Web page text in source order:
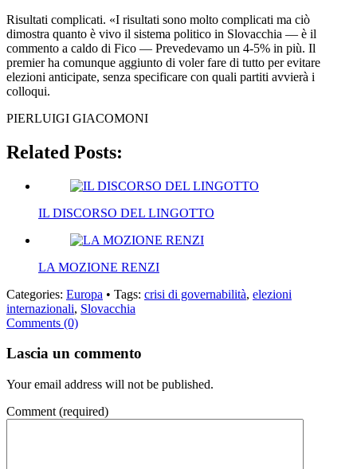
Risultati complicati. «I risultati sono molto complicati ma ciò
dimostra quanto è vivo il sistema politico in Slovacchia — è il
commento a caldo di Fico — Prevedevamo un 4-5% in più. Il
premier ha comunque aggiunto di voler fare di tutto per evitare
elezioni anticipate, senza specificare con quali partiti avvierà i
colloqui.
PIERLUIGI GIACOMONI
Related Posts:
IL DISCORSO DEL LINGOTTO
LA MOZIONE RENZI
Categories: Europa • Tags: crisi di governabilità, elezioni
internazionali, Slovacchia
Comments (0)
Lascia un commento
Your email address will not be published.
Comment (required)